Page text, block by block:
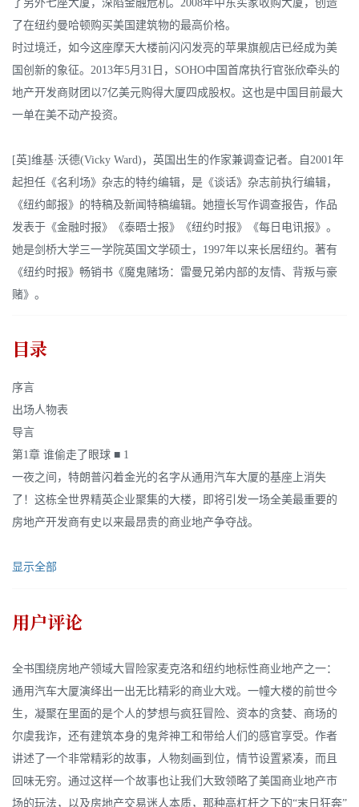
了另外七座大厦，深陷金融危机。2008年中东买家收购大厦，创造
了在纽约曼哈顿购买美国建筑物的最高价格。
时过境迁，如今这座摩天大楼前闪闪发亮的苹果旗舰店已经成为美
国创新的象征。2013年5月31日，SOHO中国首席执行官张欣牵头的
地产开发商财团以7亿美元购得大厦四成股权。这也是中国目前最大
一单在美不动产投资。
[英]维基·沃德(Vicky Ward)，英国出生的作家兼调查记者。自2001年
起担任《名利场》杂志的特约编辑，是《谈话》杂志前执行编辑，
《纽约邮报》的特稿及新闻特稿编辑。她擅长写作调查报告，作品
发表于《金融时报》《泰晤士报》《纽约时报》《每日电讯报》。
她是剑桥大学三一学院英国文学硕士，1997年以来长居纽约。著有
《纽约时报》畅销书《魔鬼赌场：雷曼兄弟内部的友情、背叛与豪
赌》。
目录
序言
出场人物表
导言
第1章 谁偷走了眼球 ■ 1
一夜之间，特朗普闪着金光的名字从通用汽车大厦的基座上消失
了！这栋全世界精英企业聚集的大楼，即将引发一场全美最重要的
房地产开发商有史以来最昂贵的商业地产争夺战。
显示全部
用户评论
全书围绕房地产领域大冒险家麦克洛和纽约地标性商业地产之一：
通用汽车大厦演绎出一出无比精彩的商业大戏。一幢大楼的前世今
生，凝聚在里面的是个人的梦想与疯狂冒险、资本的贪婪、商场的
尔虞我诈，还有建筑本身的鬼斧神工和带给人们的感官享受。作者
讲述了一个非常精彩的故事，人物刻画到位，情节设置紧凑，而且
回味无穷。通过这样一个故事也让我们大致领略了美国商业地产市
场的玩法，以及房地产交易迷人本质，那种高杠杆之下的“末日狂奔”